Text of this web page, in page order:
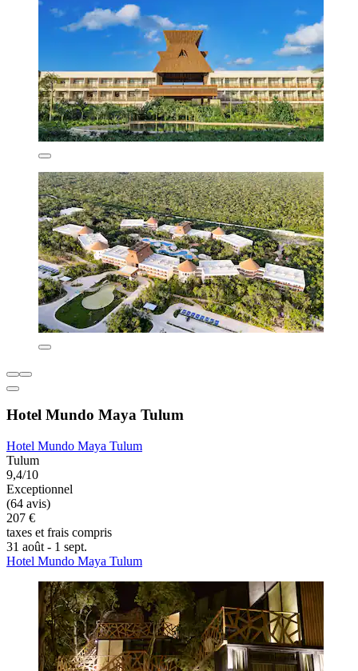
Hotel Mundo Maya Tulum
Hotel Mundo Maya Tulum
Tulum
9,4/10
Exceptionnel
(64 avis)
207 €
taxes et frais compris
31 août - 1 sept.
Hotel Mundo Maya Tulum